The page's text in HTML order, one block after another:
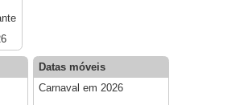
Datas móveis
Carnaval em 2026